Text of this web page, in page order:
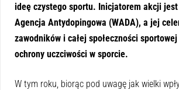
ideę czystego sportu. Inicjatorem akcji
Agencja Antydopingowa (WADA), a jej
zawodników i całej społeczności
ochrony uczciwości w sporcie.
W tym roku, biorąc pod uwagę jak wielki